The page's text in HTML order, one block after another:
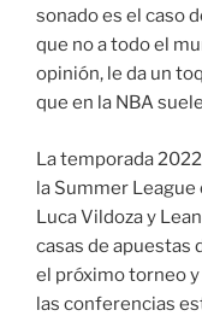
sonado es el caso
que no a todo el
opinión, le da un
que en la NBA
La temporada
la Summer
Luca Vildoza y
casas de apuestas
el próximo torneo y
las conferencias